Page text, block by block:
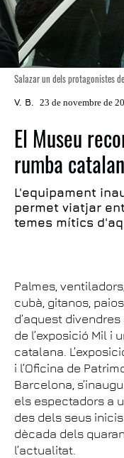
Salazar un dels protagonistes
V. B. 23 de novembre de
El Museu
rumba
L'equipament
permet viatjar
temes mítics
Palmes,
cubà, gitanos,
d’aquest
de l’exposició Mil i
catalana.
i l’Oficina de
Barcelona,
els espectadors a
des dels seus
dècada dels
l’actualitat.